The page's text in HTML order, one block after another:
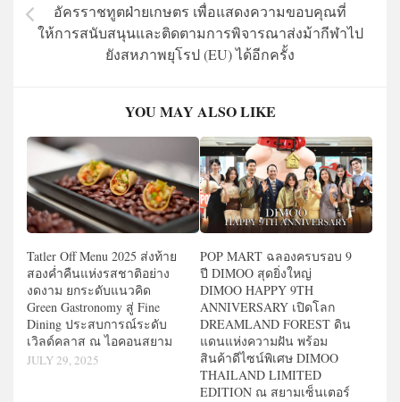
อัครราชทูตฝ่ายเกษตร เพื่อแสดงความขอบคุณที่
ให้การสนับสนุนและติดตามการพิจารณาส่งม้ากีฬาไป
ยังสหภาพยุโรป (EU) ได้อีกครั้ง
YOU MAY ALSO LIKE
Tatler Off Menu 2025 ส่งท้าย
สองค่ำคืนแห่งรสชาติอย่าง
งดงาม ยกระดับแนวคิด
Green Gastronomy สู่ Fine
Dining ประสบการณ์ระดับ
เวิลด์คลาส ณ ไอคอนสยาม
JULY 29, 2025
POP MART ฉลองครบรอบ 9
ปี DIMOO สุดยิ่งใหญ่
DIMOO HAPPY 9TH
ANNIVERSARY เปิดโลก
DREAMLAND FOREST ดิน
แดนแห่งความฝัน พร้อม
สินค้าดีไซน์พิเศษ DIMOO
THAILAND LIMITED
EDITION ณ สยามเซ็นเตอร์